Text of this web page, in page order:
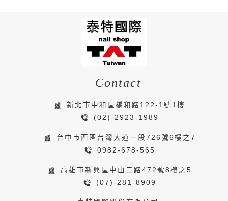
Contact
新北市中和區橋和路122-1號1樓
(02)-2923-1989
台中市西區台灣大道ㄧ段726號6樓之7
0982-678-565
高雄市新興區中山二路472號8樓之5
(07)-281-8909